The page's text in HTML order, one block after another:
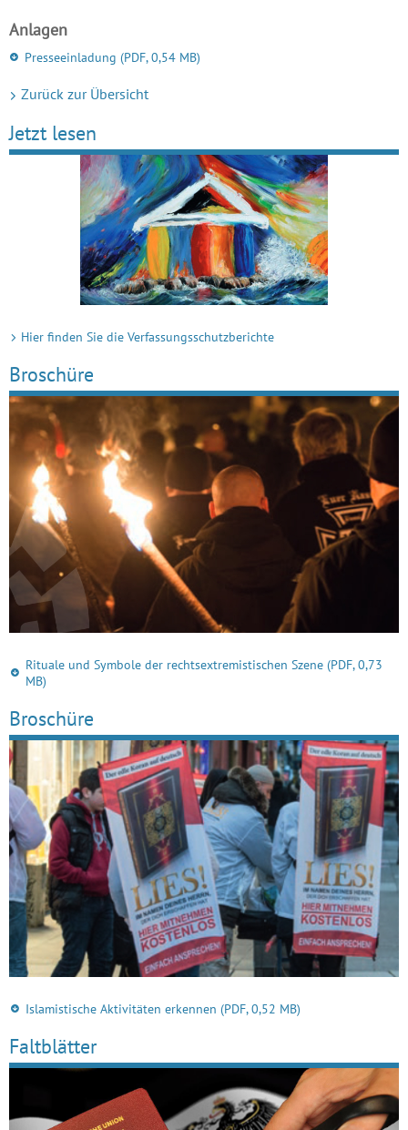
Anlagen
Presseeinladung (PDF, 0,54 MB)
Zurück zur Übersicht
Jetzt lesen
Hier finden Sie die Verfassungsschutzberichte
Broschüre
Rituale und Symbole der rechtsextremistischen Szene (PDF, 0,73
MB)
Broschüre
Islamistische Aktivitäten erkennen (PDF, 0,52 MB)
Faltblätter